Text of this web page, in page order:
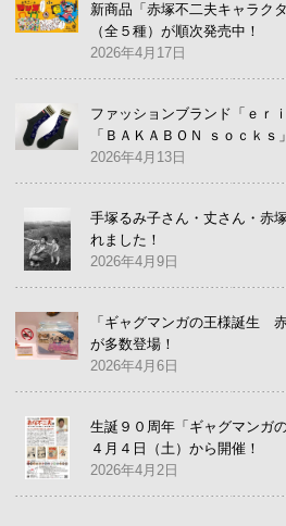
新商品「赤塚不二夫キャラク
（全５種）が順次発売中！
2026年4月17日
ファッションブランド「ｅｒ
「ＢＡＫＡＢＯＮ ｓｏｃｋｓ
2026年4月13日
手塚るみ子さん・丈さん・赤
れました！
2026年4月9日
「ギャグマンガの王様誕生
が多数登場！
2026年4月6日
生誕９０周年「ギャグマン
４月４日（土）から開催！
2026年4月2日